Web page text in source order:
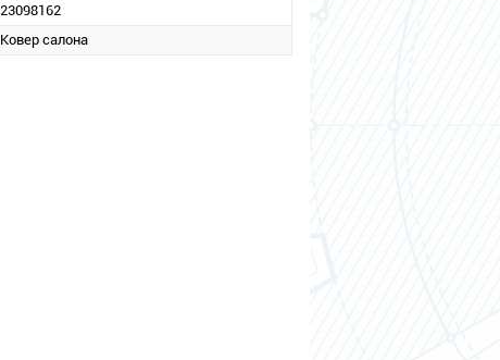
23098162
Ковер салона